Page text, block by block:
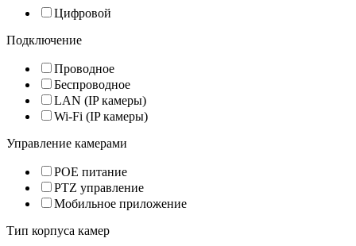
Цифровой
Подключение
Проводное
Беспроводное
LAN (IP камеры)
Wi-Fi (IP камеры)
Управление камерами
POE питание
PTZ управление
Мобильное приложение
Тип корпуса камер